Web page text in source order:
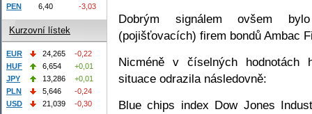
Dobrým signálem ovšem
(pojišťovacích) firem bondů Ambac
Nicméně v číselných hodnotách
situace odrazila následovně:
Blue chips index Dow Jones
PEN
6,40 -3,03
Kurzovní lístek
EUR 24,265
-0,22
HUF
6,654
+0,01
JPY
13,286
+0,01
PLN
5,646
-0,24
USD
21,039 -0,30